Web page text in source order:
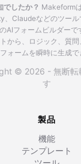
でしたか？ Makeform
、Claudeなどのツール
AIフォームビルダーで
から、ロジック、質
ォームを瞬時に生成で
© 2026 - 無断転
す
製品
機能
テンプレート